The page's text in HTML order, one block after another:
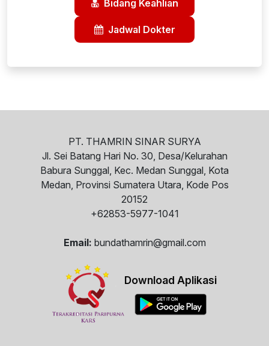
Bidang Keahlian
Jadwal Dokter
PT. THAMRIN SINAR SURYA
Jl. Sei Batang Hari No. 30, Desa/Kelurahan
Babura Sunggal, Kec. Medan Sunggal, Kota
Medan, Provinsi Sumatera Utara, Kode Pos
20152
+62853-5977-1041
Email: bundathamrin@gmail.com
Download Aplikasi